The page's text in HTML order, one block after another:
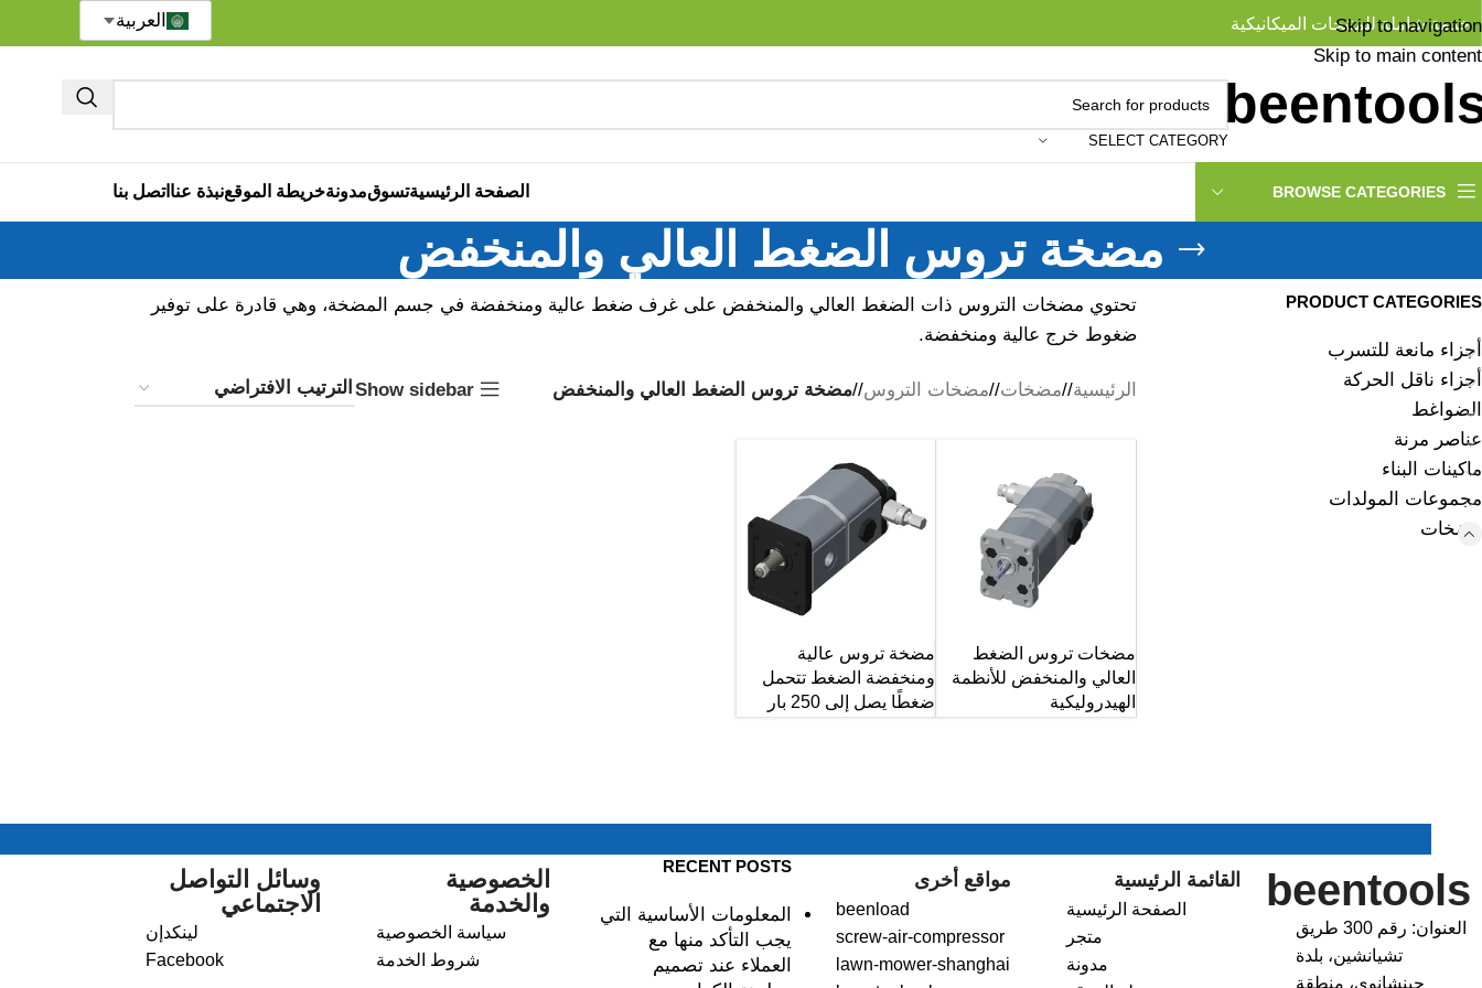
Skip to navigation
Skip to main content
خدمة شاملة للمنتجات الميكانيكية
SELECT CATEGORY
BROWSE CATEGORIES الصفحة الرئيسيةتسوقمدونةخريطة الموقعنبذة عنا اتصل بنا
العربية
مضخة تروس الضغط العالي والمنخفض
PRODUCT CATEGORIES
أجزاء مانعة للتسرب
أجزاء ناقل الحركة
الضواغط
عناصر مرنة
ماكينات البناء
مجموعات المولدات
مضخات
تحتوي مضخات التروس ذات الضغط العالي والمنخفض على غرف ضغط عالية ومنخفضة في جسم المضخة، وهي قادرة على توفير
ضغوط خرج عالية ومنخفضة.
الرئيسية/ مضخات/ مضخات التروس/ مضخة تروس الضغط العالي والمنخفض Show sidebar
مضخات تروس الضغط
العالي والمنخفض للأنظمة
الهيدروليكية
مضخة تروس عالية
ومنخفضة الضغط تتحمل
ضغطًا يصل إلى 250 بار
beentools
العنوان: رقم 300 طريق
تشيانشين، بلدة
جينشانوي، منطقة
القائمة الرئيسية
الصفحة الرئيسية
متجر
مدونة
مواقع أخرى
beenload
screw-air-compressor
lawn-mower-shanghai
RECENT POSTS
المعلومات الأساسية التي
يجب التأكد منها مع
العملاء عند تصميم
الخصوصية
والخدمة
سياسة الخصوصية
شروط الخدمة
وسائل التواصل
الاجتماعي
لينكدإن
Facebook